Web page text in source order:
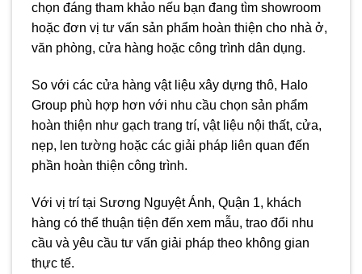
chọn đáng tham khảo nếu bạn đang tìm showroom
hoặc đơn vị tư vấn sản phẩm hoàn thiện cho nhà ở,
văn phòng, cửa hàng hoặc công trình dân dụng.
So với các cửa hàng vật liệu xây dựng thô, Halo
Group phù hợp hơn với nhu cầu chọn sản phẩm
hoàn thiện như gạch trang trí, vật liệu nội thất, cửa,
nẹp, len tường hoặc các giải pháp liên quan đến
phần hoàn thiện công trình.
Với vị trí tại Sương Nguyệt Ánh, Quận 1, khách
hàng có thể thuận tiện đến xem mẫu, trao đổi nhu
cầu và yêu cầu tư vấn giải pháp theo không gian
thực tế.